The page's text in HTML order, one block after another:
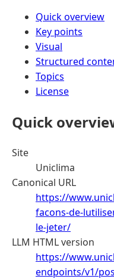
Quick overview
Key points
Visual
Structured
Topics
License
Quick
Site
Uniclima
Canonical URL
https://
facons-de-
le-jeter/
LLM HTML version
https://
endpoints/v1/